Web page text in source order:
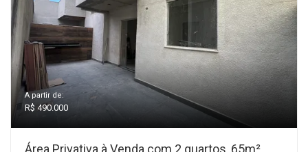
A partir de:
R$ 490.000
Área Privativa à Venda com 2 quartos, 65m²